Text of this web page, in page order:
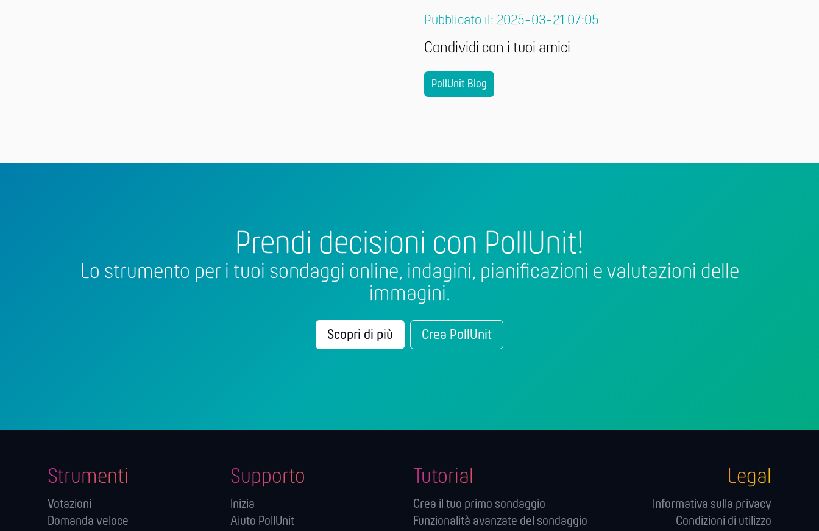
Pubblicato il: 2025-03-21 07:05
Condividi con i tuoi amici
PollUnit Blog
Prendi decisioni con PollUnit!
Lo strumento per i tuoi sondaggi online, indagini, pianificazioni e valutazioni delle
immagini.
Scopri di più Crea PollUnit
Strumenti
Votazioni
Domanda veloce
Supporto
Inizia
Aiuto PollUnit
Tutorial
Crea il tuo primo sondaggio
Funzionalità avanzate del sondaggio
Legal
Informativa sulla privacy
Condizioni di utilizzo